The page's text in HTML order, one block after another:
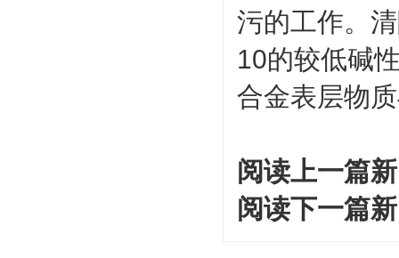
污的工作。
10的较低碱
合金表层物
阅读上一篇
阅读下一篇